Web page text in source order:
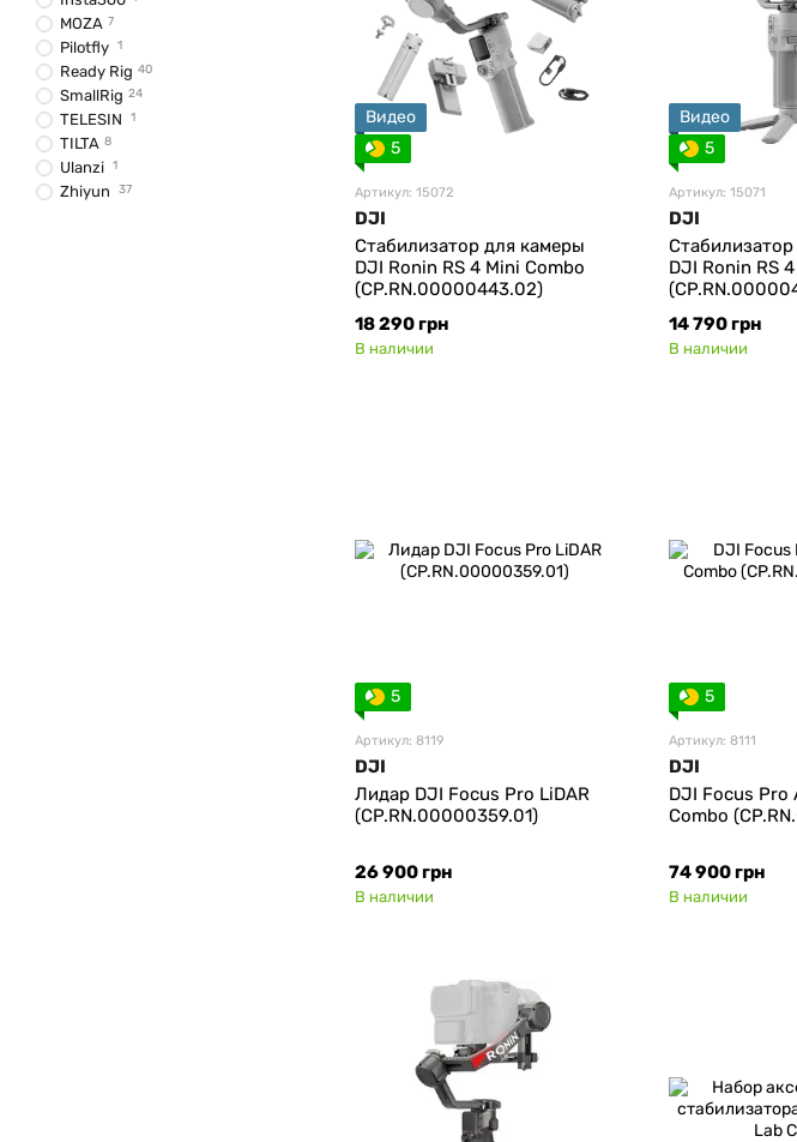
Видео
5
Артикул: 15072
DJI
Стабилизатор для камеры
DJI Ronin RS 4 Mini Combo
(CP.RN.00000443.02)
18 290 грн
В наличии
Видео
5
Артикул: 15071
DJI
DJI Ronin RS
14 790 грн
В наличии
5
Артикул: 8119
DJI
Лидар DJI Focus Pro LiDAR
(CP.RN.00000359.01)
26 900 грн
В наличии
5
Артикул: 8111
DJI
DJI Focus Pro
Combo
74 900 грн
В наличии
MOZA 7
Pilotfly 1
Ready Rig 40
SmallRig 24
TELESIN 1
TILTA 8
Ulanzi 1
Zhiyun 37